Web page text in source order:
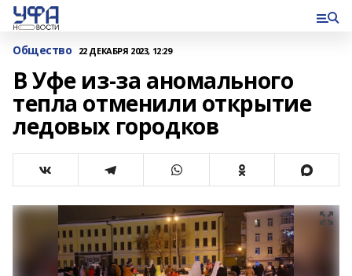
Общество 22 ДЕКАБРЯ 2023, 12:29
В Уфе из-за аномального
тепла отменили открытие
ледовых городков